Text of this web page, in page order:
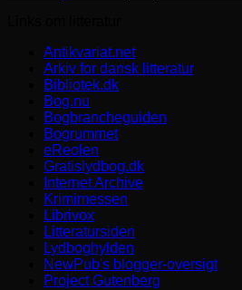
Antikvariat.net
Arkiv for dansk litteratur
Bibliotek.dk
Bog.nu
Bogbrancheguiden
Bogrummet
eReolen
Gratislydbog.dk
Internet Archive
Krimimessen
Librivox
Litteratursiden
Lydboghylden
NewPub's blogger-oversigt
Project Gutenberg